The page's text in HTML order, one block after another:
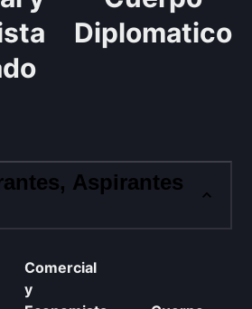
Diplomatico
Aspirantes
Comercial
y